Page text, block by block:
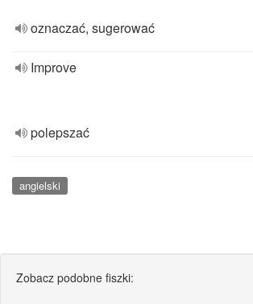
oznaczać, sugerować
Improve
polepszać
angielski
Zobacz podobne fiszki: